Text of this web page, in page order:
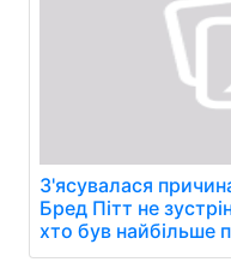
З'ясувалася
Бред Пітт не
хто був найбільше